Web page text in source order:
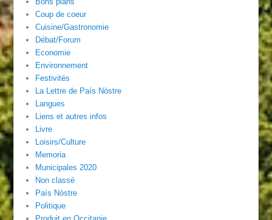
Coup de coeur
Cuisine/Gastronomie
Débat/Forum
Economie
Environnement
Festivités
La Lettre de País Nòstre
Langues
Liens et autres infos
Livre
Loisirs/Culture
Memoria
Municipales 2020
Non classé
País Nòstre
Politique